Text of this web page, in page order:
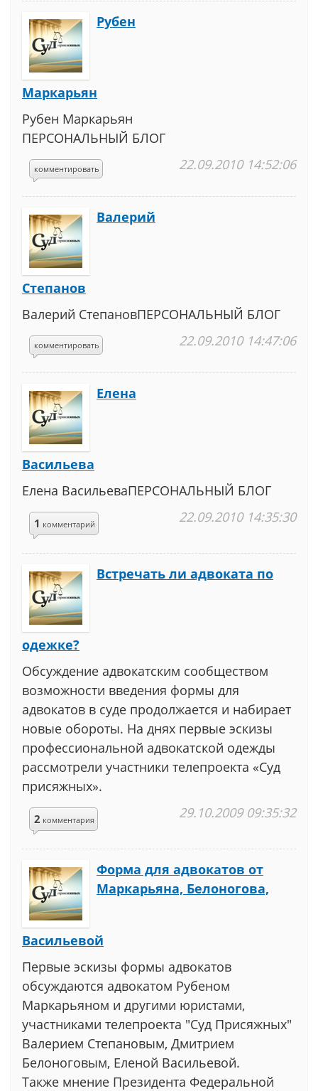
Рубен
Маркарьян
Рубен Маркарьян
ПЕРСОНАЛЬНЫЙ БЛОГ
комментировать 22.09.2010 14:52:06
Валерий
Степанов
Валерий СтепановПЕРСОНАЛЬНЫЙ БЛОГ
комментировать 22.09.2010 14:47:06
Елена
Васильева
Елена ВасильеваПЕРСОНАЛЬНЫЙ БЛОГ
1 комментарий 22.09.2010 14:35:30
Встречать ли адвоката по
одежке?
Обсуждение адвокатским сообществом
возможности введения формы для
адвокатов в суде продолжается и набирает
новые обороты. На днях первые эскизы
профессиональной адвокатской одежды
рассмотрели участники телепроекта «Суд
присяжных».
2 комментария 29.10.2009 09:35:32
Форма для адвокатов от
Маркарьяна, Белоногова,
Васильевой
Первые эскизы формы адвокатов
обсуждаются адвокатом Рубеном
Маркарьяном и другими юристами,
участниками телепроекта "Суд Присяжных"
Валерием Степановым, Дмитрием
Белоноговым, Еленой Васильевой.
Также мнение Президента Федеральной